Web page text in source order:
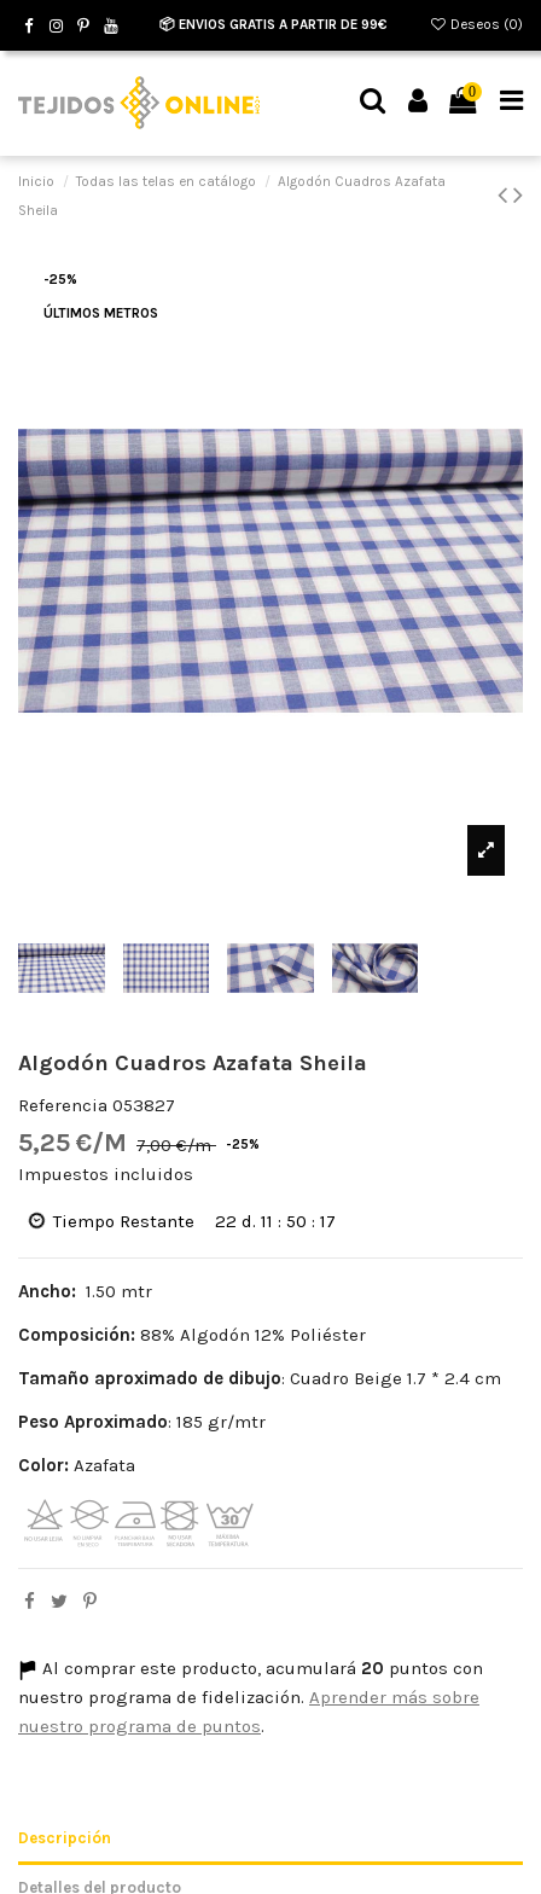
📦 ENVIOS GRATIS A PARTIR DE 99€ Deseos (0)
0
Inicio Todas las telas en catálogo
Algodón Cuadros Azafata
Sheila
-25%
ÚLTIMOS METROS
Algodón Cuadros Azafata Sheila
Referencia 053827
5,25 €/M 7,00 €/m -25%
Impuestos incluidos
Tiempo Restante 22 d. 11 : 50 : 16
Ancho: 1.50 mtr
Composición: 88% Algodón 12% Poliéster
Tamaño aproximado de dibujo: Cuadro Beige 1.7 * 2.4 cm
Peso Aproximado: 185 gr/mtr
Color: Azafata
Al comprar este producto, acumulará 20 puntos con
nuestro programa de fidelización. Aprender más sobre
nuestro programa de puntos.
Descripción
Detalles del producto